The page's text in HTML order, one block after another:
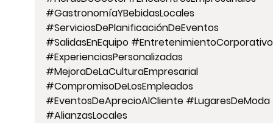
#GastronomíaYBebidasLocales
#ServiciosDePlanificaciónDeEventos
#SalidasEnEquipo #EntretenimientoCorporativo
#ExperienciasPersonalizadas
#MejoraDeLaCulturaEmpresarial
#CompromisoDeLosEmpleados
#EventosDeAprecioAlCliente #LugaresDeModa
#AlianzasLocales